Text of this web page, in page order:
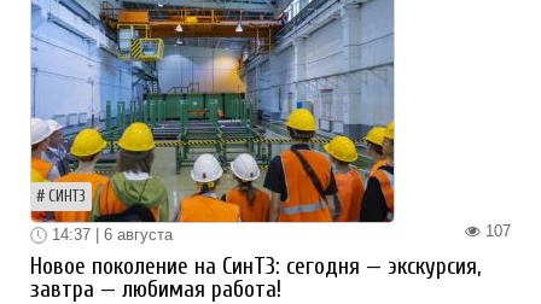
СИНТЗ
107
14:37 | 6 августа
Новое поколение на СинТЗ: сегодня — экскурсия,
завтра — любимая работа!